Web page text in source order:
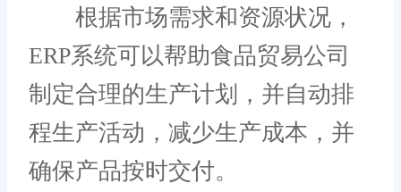
根据市场需求和资源状况，
ERP系统可以帮助食品贸易公司
制定合理的生产计划，并自动排
程生产活动，减少生产成本，并
确保产品按时交付。